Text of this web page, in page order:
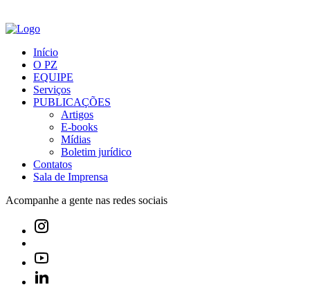
Início
O PZ
EQUIPE
Serviços
PUBLICAÇÕES
Artigos
E-books
Mídias
Boletim jurídico
Contatos
Sala de Imprensa
Acompanhe a gente nas redes sociais